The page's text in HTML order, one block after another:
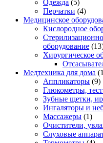
Одежда (5)
Перчатки (4)
Медицинское
Кислородное
оборудование
Хирургическое
Медтехника для дома
Аппликаторы (9)
Глюкометры,
Зубные щетки,
Ингаляторы и
Массажеры (1)
Очистители,
Слуховые